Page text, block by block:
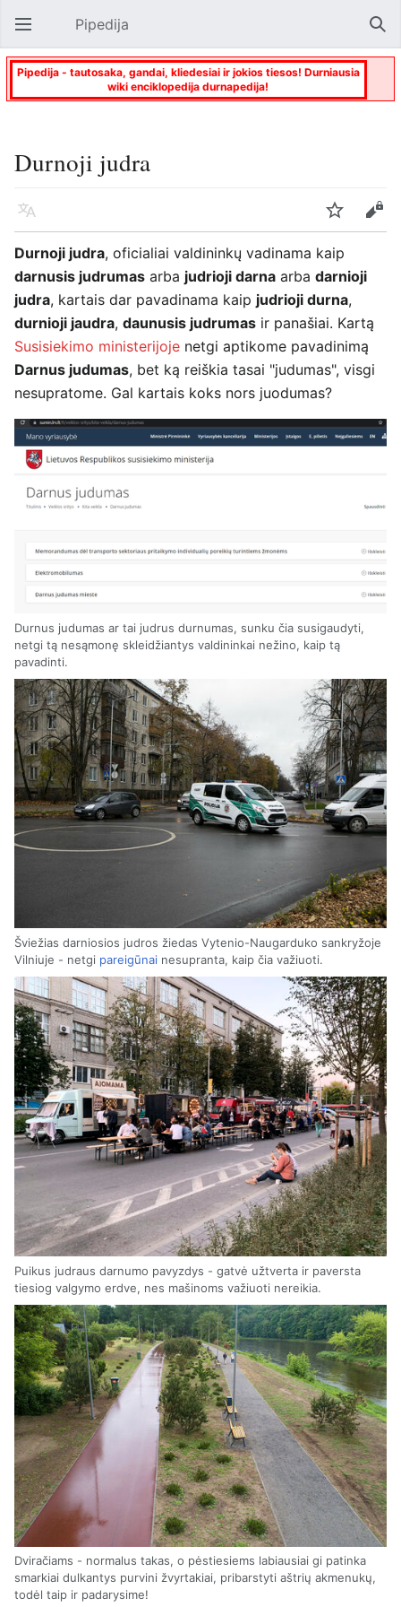
Atverti pagrindinį meniu Pipedija
Pipedija - tautosaka, gandai, kliedesiai ir jokios tiesos! Durniausia
wiki enciklopedija durnapedija!
Durnoji judra
Kalba Stebėti
Keisti
Durnoji judra, oficialiai valdininkų vadinama kaip
darnusis judrumas arba judrioji darna arba darnioji
judra, kartais dar pavadinama kaip judrioji durna,
durnioji jaudra, daunusis judrumas ir panašiai. Kartą
Susisiekimo ministerijoje netgi aptikome pavadinimą
Darnus judumas, bet ką reiškia tasai "judumas", visgi
nesupratome. Gal kartais koks nors juodumas?
Durnus judumas ar tai judrus durnumas, sunku čia susigaudyti,
netgi tą nesąmonę skleidžiantys valdininkai nežino, kaip tą
pavadinti.
Šviežias darniosios judros žiedas Vytenio-Naugarduko sankryžoje
Vilniuje - netgi pareigūnai nesupranta, kaip čia važiuoti.
Puikus judraus darnumo pavyzdys - gatvė užtverta ir paversta
tiesiog valgymo erdve, nes mašinoms važiuoti nereikia.
Dviračiams - normalus takas, o pėstiesiems labiausiai gi patinka
smarkiai dulkantys purvini žvyrtakiai, pribarstyti aštrių akmenukų,
todėl taip ir padarysime!